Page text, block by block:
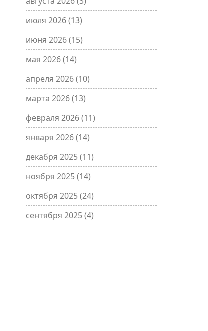
июля 2026(13)
июня 2026(15)
мая 2026(14)
апреля 2026(10)
марта 2026(13)
февраля 2026(11)
января 2026(14)
декабря 2025(11)
ноября 2025(14)
октября 2025(24)
сентября 2025(4)